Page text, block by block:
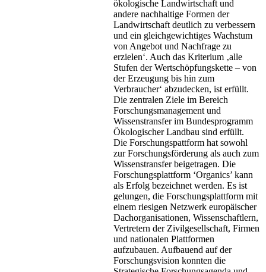
ökologische Landwirtschaft und
andere nachhaltige Formen der
Landwirtschaft deutlich zu verbessern
und ein gleichgewichtiges Wachstum
von Angebot und Nachfrage zu
erzielen‘. Auch das Kriterium ‚alle
Stufen der Wertschöpfungskette – von
der Erzeugung bis hin zum
Verbraucher‘ abzudecken, ist erfüllt.
Die zentralen Ziele im Bereich
Forschungsmanagement und
Wissenstransfer im Bundesprogramm
Ökologischer Landbau sind erfüllt.
Die Forschungspattform hat sowohl
zur Forschungsförderung als auch zum
Wissenstransfer beigetragen. Die
Forschungsplattform ‘Organics’ kann
als Erfolg bezeichnet werden. Es ist
gelungen, die Forschungsplattform mit
einem riesigen Netzwerk europäischer
Dachorganisationen, Wissenschaftlern,
Vertretern der Zivilgesellschaft, Firmen
und nationalen Plattformen
aufzubauen. Aufbauend auf der
Forschungsvision konnten die